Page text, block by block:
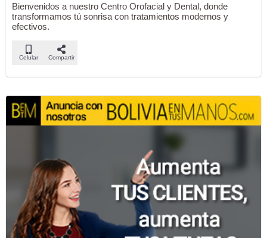
Bienvenidos a nuestro Centro Orofacial y Dental, donde
transformamos tú sonrisa con tratamientos modernos y
efectivos.
Celular Compartir